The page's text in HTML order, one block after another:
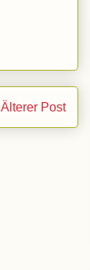
Älterer Post